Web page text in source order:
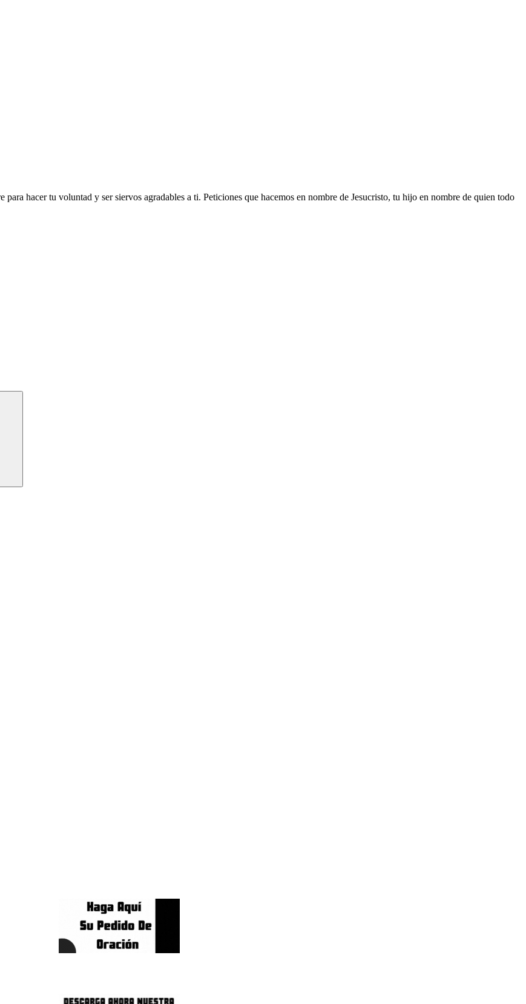
hacer tu voluntad y ser siervos agradables a ti. Peticiones que hacemos en nombre de Jesucristo, tu hijo en nombre de quien todo